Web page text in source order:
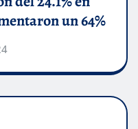
un 64%